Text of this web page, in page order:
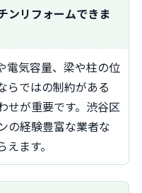
らではの制約がある
せが重要です。渋谷区
の経験豊富な業者な
ます。